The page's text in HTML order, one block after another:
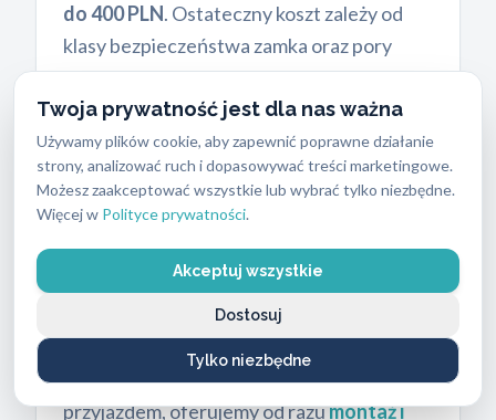
Twoja prywatność jest dla nas ważna
Używamy plików cookie, aby zapewnić poprawne działanie
strony, analizować ruch i dopasowywać treści marketingowe.
Możesz zaakceptować wszystkie lub wybrać tylko niezbędne.
Więcej w Polityce prywatności.
Akceptuj wszystkie
Tylko niezbędne
Dostosuj
do 400 PLN. Ostateczny koszt zależy od
klasy bezpieczeństwa zamka oraz pory
wezwania. Otwarcie standardowego
zamka w dzień roboczy to zazwyczaj dolna
granica tej kwoty. Skomplikowane systemy
antywłamaniowe lub interwencje w środku
nocy mogą kosztować bliżej 400 PLN.
przed rozpoczęciem pracy.
Nie stosujemy ukrytych opłat za dojazd na
trwałemu uszkodzeniu przed naszym
przyjazdem, oferujemy od razumontaż i